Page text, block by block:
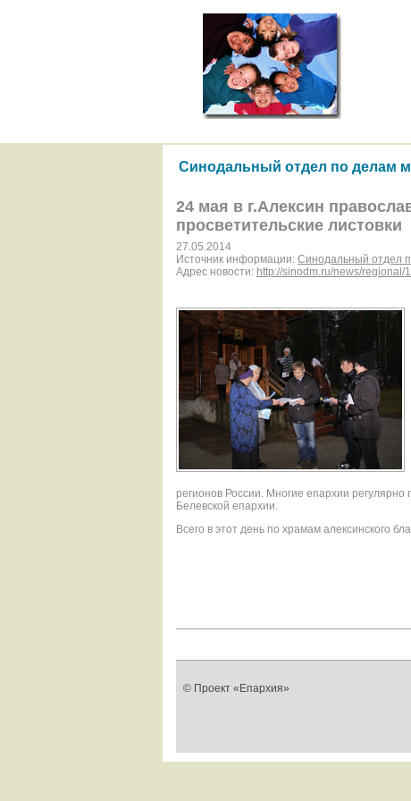
Синодальный отдел по делам
24 мая в г.Алексин
просветительские листовки
27.05.2014
Источник информации: Синодальный отдел
Адрес новости: http://sinodm.ru/news/regional/
регионов России. Многие епархии
Белевской епархии.
Всего в этот день по храмам алексинского
© Проект «Епархия»